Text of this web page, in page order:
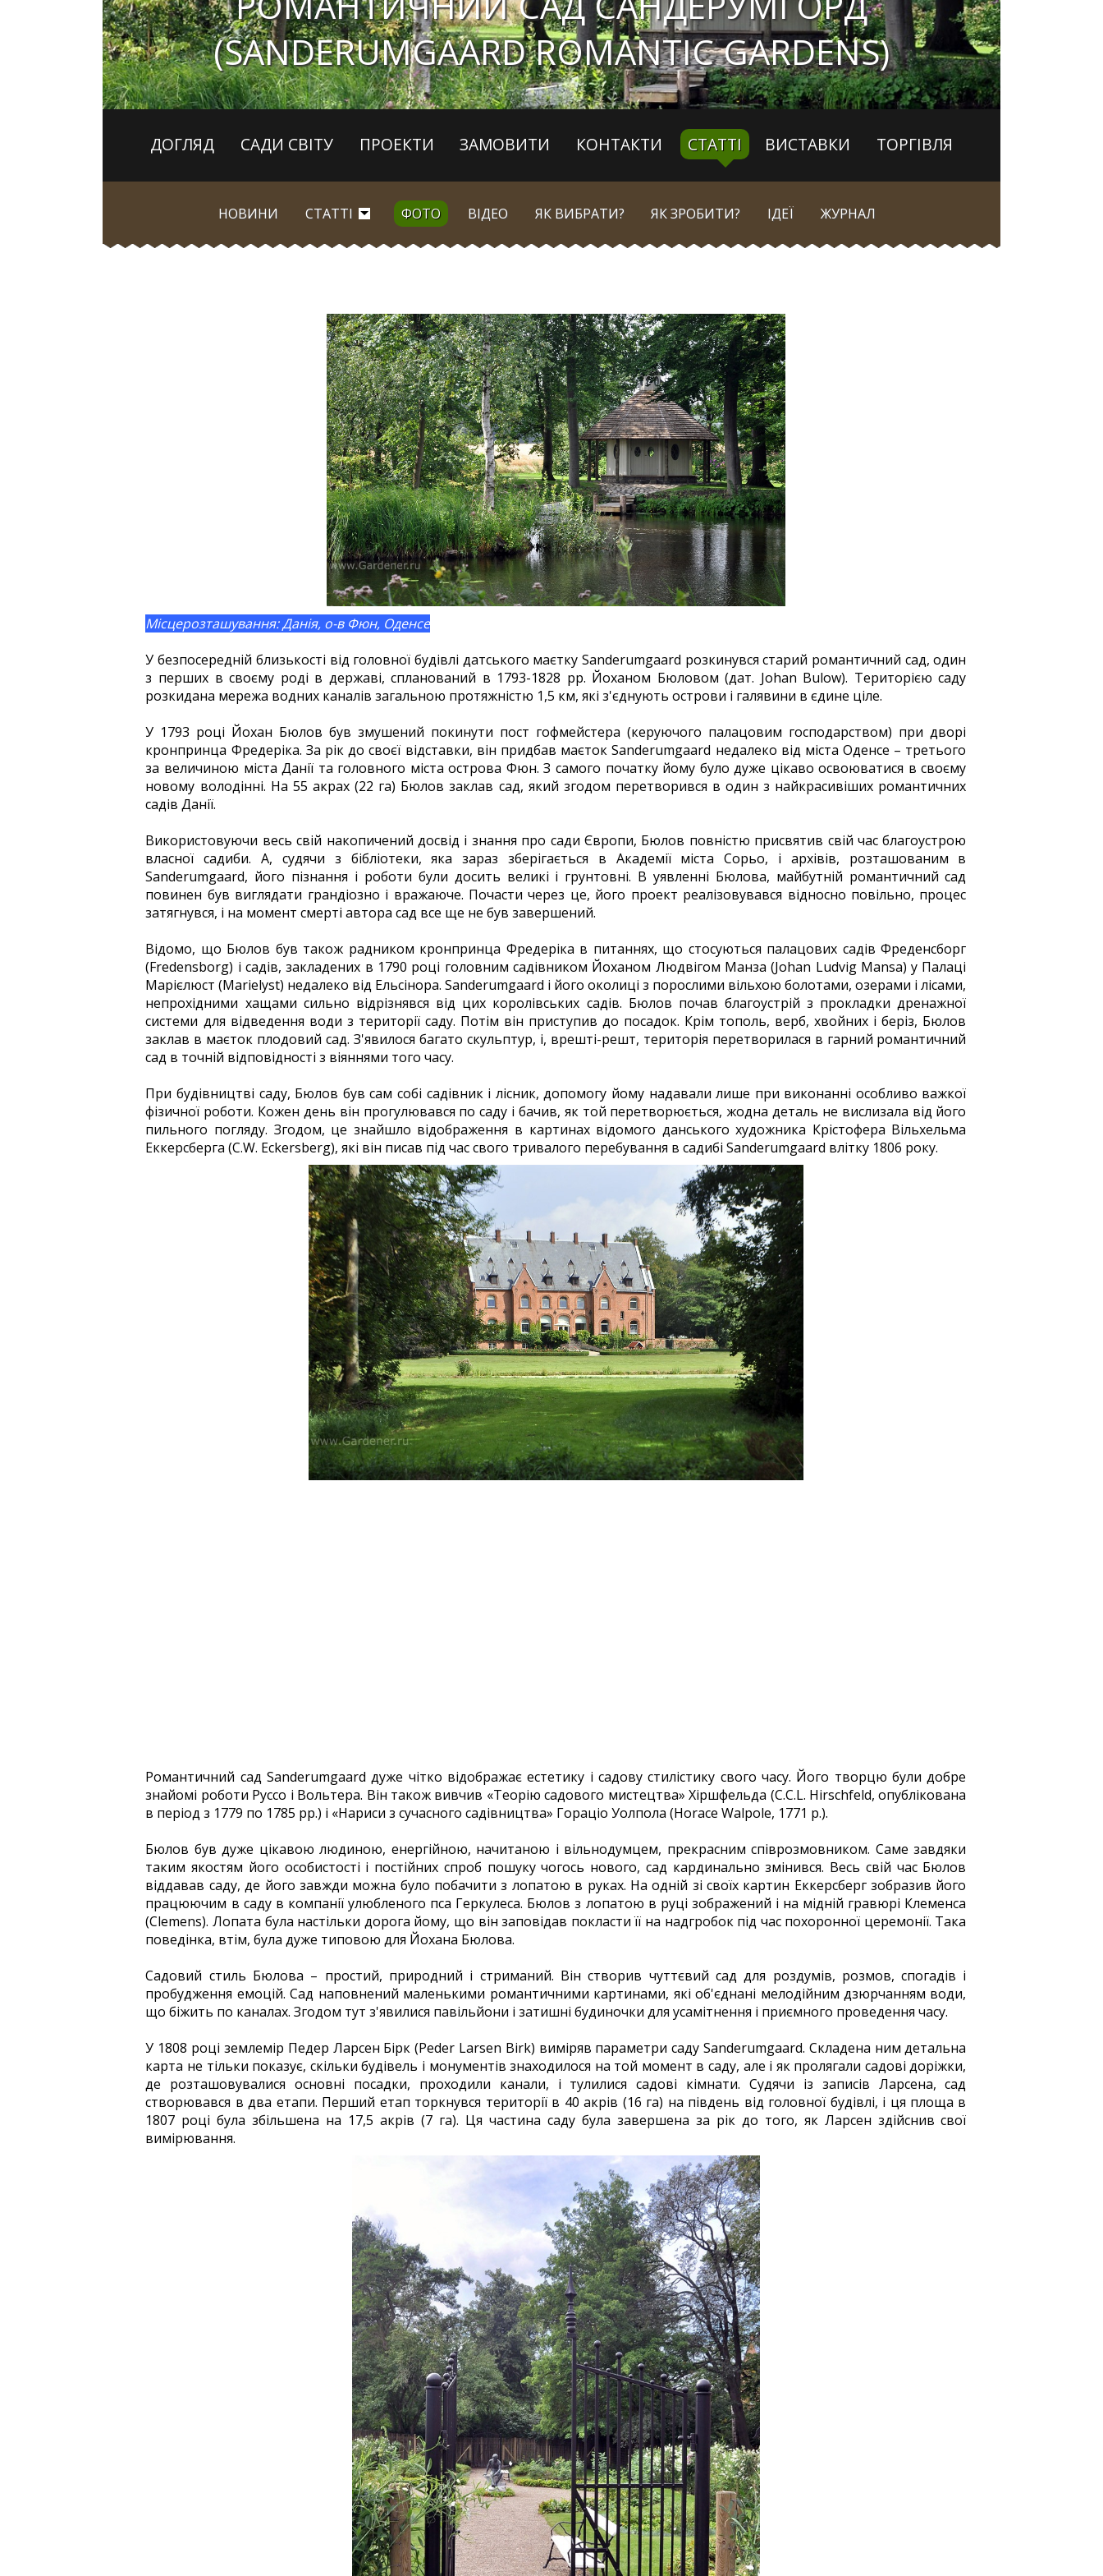
(SANDERUMGAARD ROMANTIC GARDENS)
ДОГЛЯД САДИ СВІТУ ПРОЕКТИ ЗАМОВИТИ КОНТАКТИ СТАТТІ ВИСТАВКИ ТОРГІВЛЯ
НОВИНИ СТАТТІ ФОТО ВІДЕО ЯК ВИБРАТИ? ЯК ЗРОБИТИ? ІДЕЇ ЖУРНАЛ
Місцерозташування: Данія, о-в Фюн, Оденсе
У безпосередній близькості від головної будівлі датського маєтку Sanderumgaard розкинувся старий романтичний сад, один
з перших в своєму роді в державі, спланований в 1793-1828 рр. Йоханом Бюловом (дат. Johan Bulow). Територією саду
розкидана мережа водних каналів загальною протяжністю 1,5 км, які з'єднують острови і галявини в єдине ціле.
У 1793 році Йохан Бюлов був змушений покинути пост гофмейстера (керуючого палацовим господарством) при дворі
кронпринца Фредеріка. За рік до своєї відставки, він придбав маєток Sanderumgaard недалеко від міста Оденсе – третього
за величиною міста Данії та головного міста острова Фюн. З самого початку йому було дуже цікаво освоюватися в своєму
новому володінні. На 55 акрах (22 га) Бюлов заклав сад, який згодом перетворився в один з найкрасивіших романтичних
садів Данії.
Використовуючи весь свій накопичений досвід і знання про сади Європи, Бюлов повністю присвятив свій час благоустрою
власної садиби. А, судячи з бібліотеки, яка зараз зберігається в Академії міста Сорьо, і архівів, розташованим в
Sanderumgaard, його пізнання і роботи були досить великі і грунтовні. В уявленні Бюлова, майбутній романтичний сад
повинен був виглядати грандіозно і вражаюче. Почасти через це, його проект реалізовувався відносно повільно, процес
затягнувся, і на момент смерті автора сад все ще не був завершений.
Відомо, що Бюлов був також радником кронпринца Фредеріка в питаннях, що стосуються палацових садів Фреденсборг
(Fredensborg) і садів, закладених в 1790 році головним садівником Йоханом Людвігом Манза (Johan Ludvig Mansa) у Палаці
Марієлюст (Marielyst) недалеко від Ельсінора. Sanderumgaard і його околиці з порослими вільхою болотами, озерами і лісами,
непрохідними хащами сильно відрізнявся від цих королівських садів. Бюлов почав благоустрій з прокладки дренажної
системи для відведення води з території саду. Потім він приступив до посадок. Крім тополь, верб, хвойних і беріз, Бюлов
заклав в маєток плодовий сад. З'явилося багато скульптур, і, врешті-решт, територія перетворилася в гарний романтичний
сад в точній відповідності з віяннями того часу.
При будівництві саду, Бюлов був сам собі садівник і лісник, допомогу йому надавали лише при виконанні особливо важкої
фізичної роботи. Кожен день він прогулювався по саду і бачив, як той перетворюється, жодна деталь не вислизала від його
пильного погляду. Згодом, це знайшло відображення в картинах відомого данського художника Крістофера Вільхельма
Еккерсберга (C.W. Eckersberg), які він писав під час свого тривалого перебування в садибі Sanderumgaard влітку 1806 року.
Романтичний сад Sanderumgaard дуже чітко відображає естетику і садову стилістику свого часу. Його творцю були добре
знайомі роботи Руссо і Вольтера. Він також вивчив «Теорію садового мистецтва» Хіршфельда (C.C.L. Hirschfeld, опублікована
в період з 1779 по 1785 рр.) і «Нариси з сучасного садівництва» Гораціо Уолпола (Horace Walpole, 1771 р.).
Бюлов був дуже цікавою людиною, енергійною, начитаною і вільнодумцем, прекрасним співрозмовником. Саме завдяки
таким якостям його особистості і постійних спроб пошуку чогось нового, сад кардинально змінився. Весь свій час Бюлов
віддавав саду, де його завжди можна було побачити з лопатою в руках. На одній зі своїх картин Еккерсберг зобразив його
працюючим в саду в компанії улюбленого пса Геркулеса. Бюлов з лопатою в руці зображений і на мідній гравюрі Клеменса
(Clemens). Лопата була настільки дорога йому, що він заповідав покласти її на надгробок під час похоронної церемонії. Така
поведінка, втім, була дуже типовою для Йохана Бюлова.
Садовий стиль Бюлова – простий, природний і стриманий. Він створив чуттєвий сад для роздумів, розмов, спогадів і
пробудження емоцій. Сад наповнений маленькими романтичними картинами, які об'єднані мелодійним дзюрчанням води,
що біжить по каналах. Згодом тут з'явилися павільйони і затишні будиночки для усамітнення і приємного проведення часу.
У 1808 році землемір Педер Ларсен Бірк (Peder Larsen Birk) виміряв параметри саду Sanderumgaard. Складена ним детальна
карта не тільки показує, скільки будівель і монументів знаходилося на той момент в саду, але і як пролягали садові доріжки,
де розташовувалися основні посадки, проходили канали, і тулилися садові кімнати. Судячи із записів Ларсена, сад
створювався в два етапи. Перший етап торкнувся території в 40 акрів (16 га) на південь від головної будівлі, і ця площа в
1807 році була збільшена на 17,5 акрів (7 га). Ця частина саду була завершена за рік до того, як Ларсен здійснив свої
вимірювання.